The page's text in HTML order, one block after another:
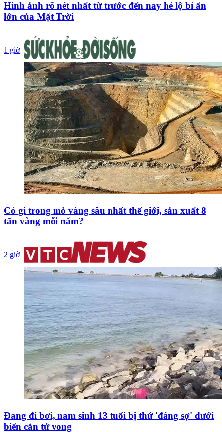
Hình ảnh rõ nét nhất từ trước đến nay hé lộ bí ẩn
lớn của Mặt Trời
1 giờ
Có gì trong mỏ vàng sâu nhất thế giới, sản xuất 8
tấn vàng mỗi năm?
2 giờ
Đang đi bơi, nam sinh 13 tuổi bị thứ 'đáng sợ' dưới
biển cắn tử vong